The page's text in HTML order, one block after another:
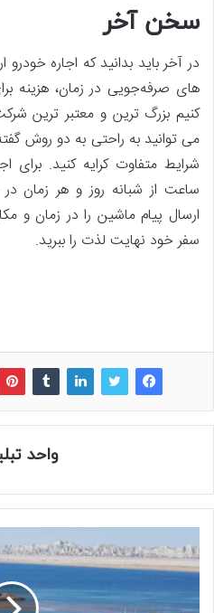
سخن آخر
در آخر باید بدانید که اجاره
های صرفه‌جویی در زمان، هزینه
کنیم بزرگ ترین و معتبر ترین
می توانید به راحتی به دو روش
شرایط متفاوت کرایه کنید.
ساعت از شبانه روز و هر زمان
ارسال پیام ماشین را در زمان و
سفر خود نهایت لذت را ببرید.
واحد